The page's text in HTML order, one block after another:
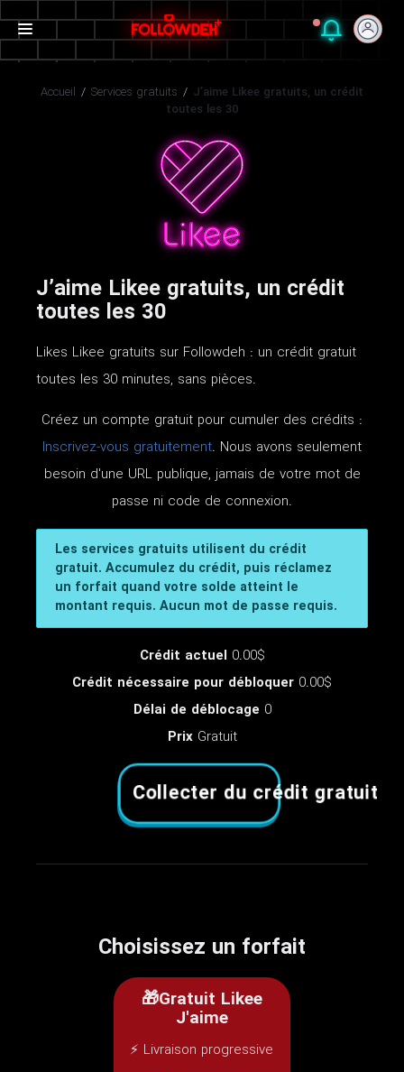
Accueil / Services gratuits / J’aime Likee gratuits, un crédit
toutes les 30
J’aime Likee gratuits, un crédit
toutes les 30
Likes Likee gratuits sur Followdeh : un crédit gratuit
toutes les 30 minutes, sans pièces.
Créez un compte gratuit pour cumuler des crédits :
Inscrivez-vous gratuitement. Nous avons seulement
besoin d'une URL publique, jamais de votre mot de
passe ni code de connexion.
Les services gratuits utilisent du crédit
gratuit. Accumulez du crédit, puis réclamez
un forfait quand votre solde atteint le
montant requis. Aucun mot de passe requis.
Crédit actuel 0.00$
Crédit nécessaire pour débloquer 0.00$
Délai de déblocage 0
PrixGratuit
Collecter du crédit gratuit
Choisissez un forfait
🎁Gratuit Likee
J'aime
⚡ Livraison progressive